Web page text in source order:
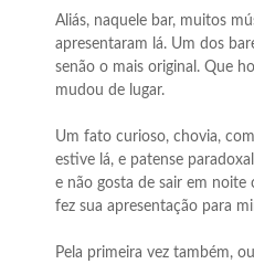
Aliás, naquele bar, muitos
apresentaram lá. Um dos
senão o mais original. Que
mudou de lugar.
Um fato curioso, chovia,
estive lá, e patense
e não gosta de sair em noite
fez sua apresentação para
Pela primeira vez também,